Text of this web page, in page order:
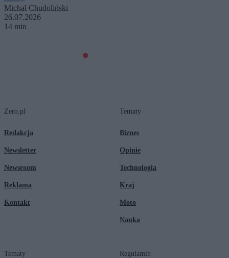
Michał Chudoliński
26.07.2026
14 min
Zero.pl
Redakcja
Newsletter
Newsroom
Reklama
Kontakt
Tematy
Biznes
Opinie
Technologia
Kraj
Moto
Nauka
Tematy Regulamin